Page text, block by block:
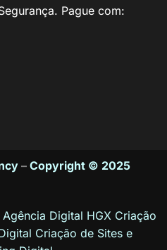
Pague com:
– Copyright © 2025
Agência Digital HGX Criação
Criação de Sites e